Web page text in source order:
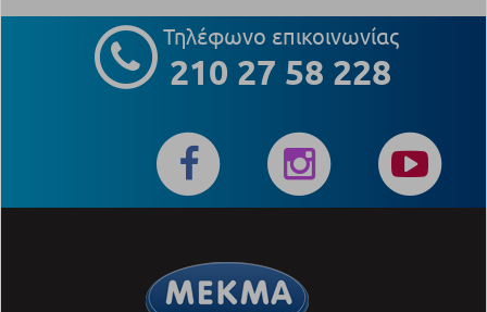
Τηλέφωνο επικοινωνίας
210 27 58 228